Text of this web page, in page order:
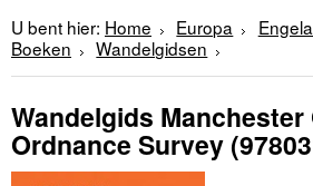
U bent hier: Home Europa
Boeken
Wandelgidsen
Wandelgids Manchester
Ordnance Survey